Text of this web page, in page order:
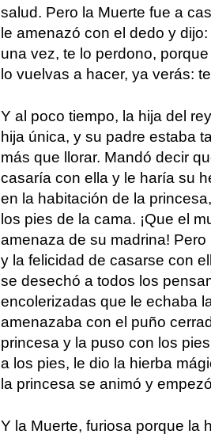
salud. Pero la Muerte fue a
le amenazó con el dedo y
una vez, te lo perdono,
lo vuelvas a hacer, ya verás:
Y al poco tiempo, la hija del
hija única, y su padre estaba
más que llorar. Mandó decir
casaría con ella y le haría su
en la habitación de la
los pies de la cama. ¡Que el
amenaza de su madrina!
y la felicidad de casarse con
se desechó a todos los
encolerizadas que le echaba
amenazaba con el puño
princesa y la puso con los
a los pies, le dio la hierba
la princesa se animó y
Y la Muerte, furiosa porque la